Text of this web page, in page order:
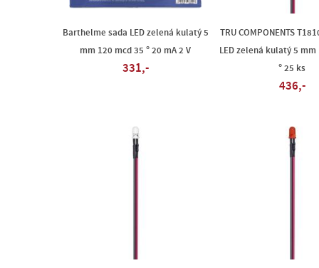
Barthelme sada LED zelená kulatý 5
mm 120 mcd 35 ° 20 mA 2 V
331,-
TRU COMPONENTS
LED zelená kulatý 5 mm
° 25 ks
436,-